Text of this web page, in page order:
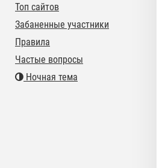
Топ сайтов
Забаненные участники
Правила
Частые вопросы
Ночная тема